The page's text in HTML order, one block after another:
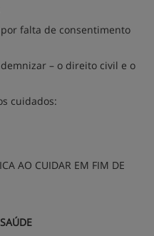
falta de consentimento
– o direito civil e o
cuidados:
AO CUIDAR EM FIM DE